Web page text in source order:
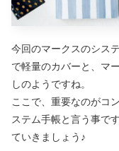
今回のマークスのシス
で軽量のカバーと、マ
しのようですね。
ここで、重要なのがコ
ステム手帳と言う事で
ていきましょう♪